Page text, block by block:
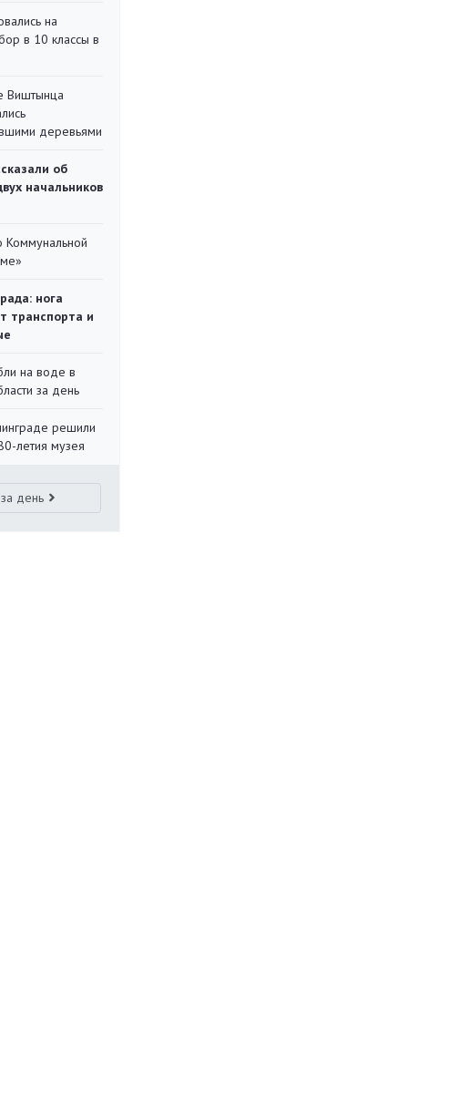
на
в 10 классы в
Виштынца
деревьями
об
начальников
Коммунальной
нога
транспорта и
на воде в
за день
решили
летия музея
день